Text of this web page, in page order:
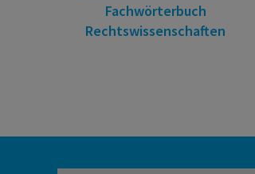
Fachwörterbuch
Rechtswissenschaften